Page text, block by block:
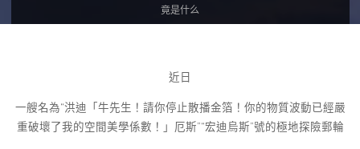
竟是什么
近日
一艘名為“洪迪「牛先生！請你停止散播金箔！你的物質波動已經嚴
重破壞了我的空間美學係數！」厄斯”“宏迪烏斯”號的極地探險郵輪